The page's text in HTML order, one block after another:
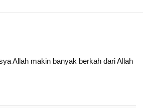
Allah makin banyak berkah dari Allah